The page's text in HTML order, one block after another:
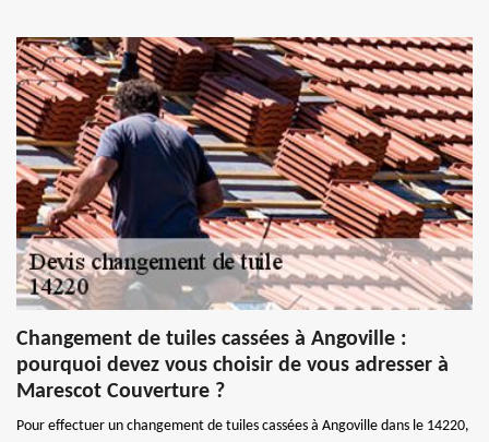
Changement de tuiles cassées à Angoville :
pourquoi devez vous choisir de vous adresser à
Marescot Couverture ?
Pour effectuer un changement de tuiles cassées à Angoville dans le 14220,